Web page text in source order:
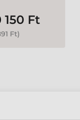
150 Ft
Ft)